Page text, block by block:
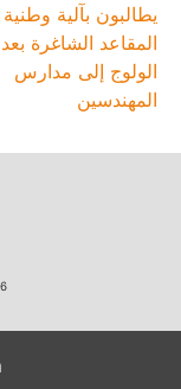
يطالبون بآلية وطنية
المقاعد الشاغرة
الولوج إلى مدارس
المهندسين